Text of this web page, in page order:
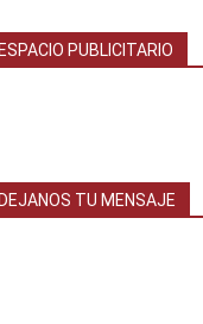
ESPACIO PUBLICITARIO
DEJANOS TU MENSAJE